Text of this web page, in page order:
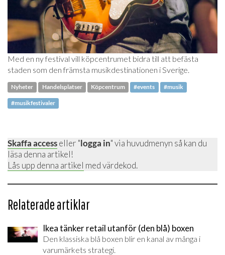
Med en ny festival vill köpcentrumet bidra till att befästa
staden som den främsta musikdestinationen i Sverige.
Nyheter Handelsplatser Köpcentrum #events #musik
#musikfestivaler
Skaffa accesseller "logga in" via huvudmenyn så kan du
läsa denna artikel!
Lås upp denna artikel med värdekod.
Relaterade artiklar
Ikea tänker retail utanför (den blå) boxen
Den klassiska blå boxen blir en kanal av många i
varumärkets strategi.